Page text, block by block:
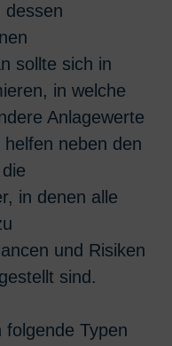
dessen
sollte sich in
in welche
Anlagewerte
neben den
in denen alle
und Risiken
sind.
Typen